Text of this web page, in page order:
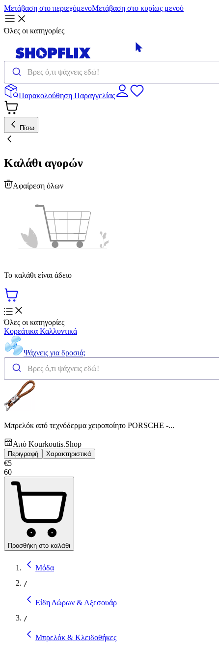
Μετάβαση στο περιεχόμενοΜετάβαση στο κυρίως μενού
Όλες οι κατηγορίες
Παρακολούθηση Παραγγελίας
Πίσω
Καλάθι αγορών
Αφαίρεση όλων
Το καλάθι είναι άδειο
Όλες οι κατηγορίες
Κορεάτικα Καλλυντικά
Ψάχνεις για δροσιά;
Μπρελόκ από τεχνόδερμα χειροποίητο PORSCHE -...
Από Kourkoutis.Shop
Περιγραφή Χαρακτηριστικά
€5
60
Προσθήκη στο καλάθι
Μόδα
/
Είδη Δώρων & Αξεσουάρ
/
Μπρελόκ & Κλειδοθήκες